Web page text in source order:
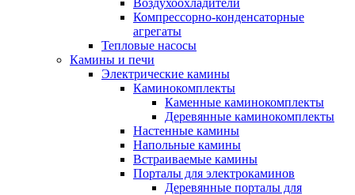
Компрессорно-конденсаторные
агрегаты
Тепловые насосы
Камины и печи
Электрические камины
Каминокомплекты
Каменные каминокомплекты
Деревянные каминокомплекты
Настенные камины
Напольные камины
Встраиваемые камины
Порталы для электрокаминов
Деревянные порталы для